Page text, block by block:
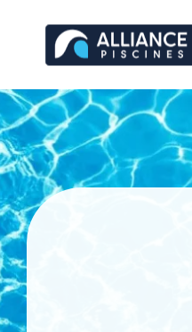
contenu